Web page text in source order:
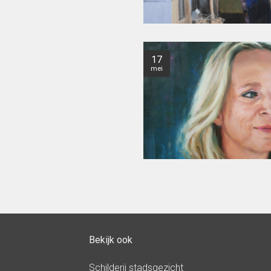
17
mei
Bekijk ook
Schilderij stadsgezicht